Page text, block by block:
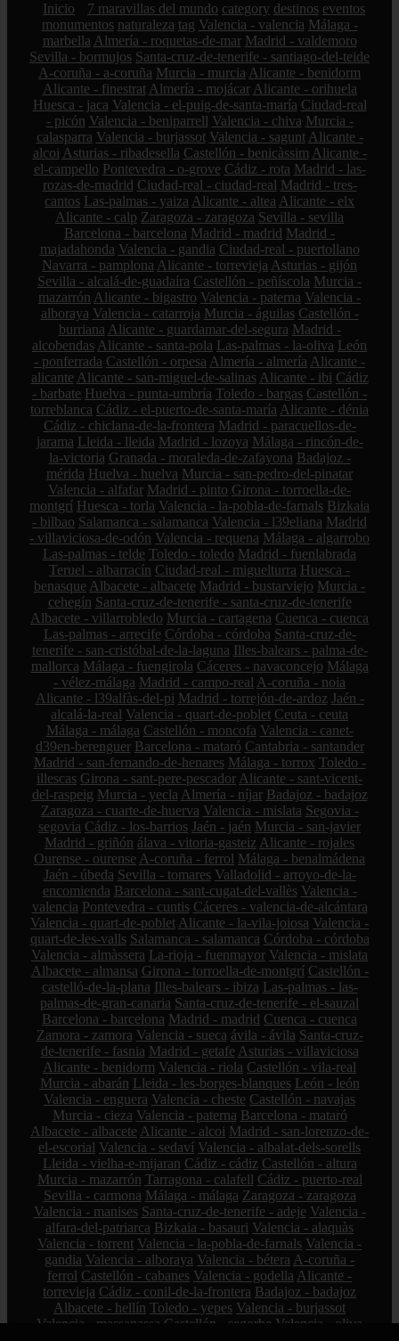
Inicio 7 maravillas del mundo category destinos eventos
monumentos naturaleza tag Valencia - valencia Málaga -
marbella Almería - roquetas-de-mar Madrid - valdemoro
Sevilla - bormujos Santa-cruz-de-tenerife - santiago-del-teide
A-coruña - a-coruña Murcia - murcia Alicante - benidorm
Alicante - finestrat Almería - mojácar Alicante - orihuela
Huesca - jaca Valencia - el-puig-de-santa-maría Ciudad-real
- picón Valencia - beniparrell Valencia - chiva Murcia -
calasparra Valencia - burjassot Valencia - sagunt Alicante -
alcoi Asturias - ribadesella Castellón - benicàssim Alicante -
el-campello Pontevedra - o-grove Cádiz - rota Madrid - las-
rozas-de-madrid Ciudad-real - ciudad-real Madrid - tres-
cantos Las-palmas - yaiza Alicante - altea Alicante - elx
Alicante - calp Zaragoza - zaragoza Sevilla - sevilla
Barcelona - barcelona Madrid - madrid Madrid -
majadahonda Valencia - gandia Ciudad-real - puertollano
Navarra - pamplona Alicante - torrevieja Asturias - gijón
Sevilla - alcalá-de-guadaíra Castellón - peñíscola Murcia -
mazarrón Alicante - bigastro Valencia - paterna Valencia -
alboraya Valencia - catarroja Murcia - águilas Castellón -
burriana Alicante - guardamar-del-segura Madrid -
alcobendas Alicante - santa-pola Las-palmas - la-oliva León
- ponferrada Castellón - orpesa Almería - almería Alicante -
alicante Alicante - san-miguel-de-salinas Alicante - ibi Cádiz
- barbate Huelva - punta-umbría Toledo - bargas Castellón -
torreblanca Cádiz - el-puerto-de-santa-maría Alicante - dénia
Cádiz - chiclana-de-la-frontera Madrid - paracuellos-de-
jarama Lleida - lleida Madrid - lozoya Málaga - rincón-de-
la-victoria Granada - moraleda-de-zafayona Badajoz -
mérida Huelva - huelva Murcia - san-pedro-del-pinatar
Valencia - alfafar Madrid - pinto Girona - torroella-de-
montgrí Huesca - torla Valencia - la-pobla-de-farnals Bizkaia
- bilbao Salamanca - salamanca Valencia - l39eliana Madrid
- villaviciosa-de-odón Valencia - requena Málaga - algarrobo
Las-palmas - telde Toledo - toledo Madrid - fuenlabrada
Teruel - albarracín Ciudad-real - miguelturra Huesca -
benasque Albacete - albacete Madrid - bustarviejo Murcia -
cehegín Santa-cruz-de-tenerife - santa-cruz-de-tenerife
Albacete - villarrobledo Murcia - cartagena Cuenca - cuenca
Las-palmas - arrecife Córdoba - córdoba Santa-cruz-de-
tenerife - san-cristóbal-de-la-laguna Illes-balears - palma-de-
mallorca Málaga - fuengirola Cáceres - navaconcejo Málaga
- vélez-málaga Madrid - campo-real A-coruña - noia
Alicante - l39alfàs-del-pi Madrid - torrejón-de-ardoz Jaén -
alcalá-la-real Valencia - quart-de-poblet Ceuta - ceuta
Málaga - málaga Castellón - moncofa Valencia - canet-
d39en-berenguer Barcelona - mataró Cantabria - santander
Madrid - san-fernando-de-henares Málaga - torrox Toledo -
illescas Girona - sant-pere-pescador Alicante - sant-vicent-
del-raspeig Murcia - yecla Almería - níjar Badajoz - badajoz
Zaragoza - cuarte-de-huerva Valencia - mislata Segovia -
segovia Cádiz - los-barrios Jaén - jaén Murcia - san-javier
Madrid - griñón álava - vitoria-gasteiz Alicante - rojales
Ourense - ourense A-coruña - ferrol Málaga - benalmádena
Jaén - úbeda Sevilla - tomares Valladolid - arroyo-de-la-
encomienda Barcelona - sant-cugat-del-vallès Valencia -
valencia Pontevedra - cuntis Cáceres - valencia-de-alcántara
Valencia - quart-de-poblet Alicante - la-vila-joiosa Valencia -
quart-de-les-valls Salamanca - salamanca Córdoba - córdoba
Valencia - almàssera La-rioja - fuenmayor Valencia - mislata
Albacete - almansa Girona - torroella-de-montgrí Castellón -
castelló-de-la-plana Illes-balears - ibiza Las-palmas - las-
palmas-de-gran-canaria Santa-cruz-de-tenerife - el-sauzal
Barcelona - barcelona Madrid - madrid Cuenca - cuenca
Zamora - zamora Valencia - sueca ávila - ávila Santa-cruz-
de-tenerife - fasnia Madrid - getafe Asturias - villaviciosa
Alicante - benidorm Valencia - riola Castellón - vila-real
Murcia - abarán Lleida - les-borges-blanques León - león
Valencia - enguera Valencia - cheste Castellón - navajas
Murcia - cieza Valencia - paterna Barcelona - mataró
Albacete - albacete Alicante - alcoi Madrid - san-lorenzo-de-
el-escorial Valencia - sedaví Valencia - albalat-dels-sorells
Lleida - vielha-e-mijaran Cádiz - cádiz Castellón - altura
Murcia - mazarrón Tarragona - calafell Cádiz - puerto-real
Sevilla - carmona Málaga - málaga Zaragoza - zaragoza
Valencia - manises Santa-cruz-de-tenerife - adeje Valencia -
alfara-del-patriarca Bizkaia - basauri Valencia - alaquàs
Valencia - torrent Valencia - la-pobla-de-farnals Valencia -
gandia Valencia - alboraya Valencia - bétera A-coruña -
ferrol Castellón - cabanes Valencia - godella Alicante -
torrevieja Cádiz - conil-de-la-frontera Badajoz - badajoz
Albacete - hellín Toledo - yepes Valencia - burjassot
Valencia - massanassa Castellón - segorbe Valencia - oliva